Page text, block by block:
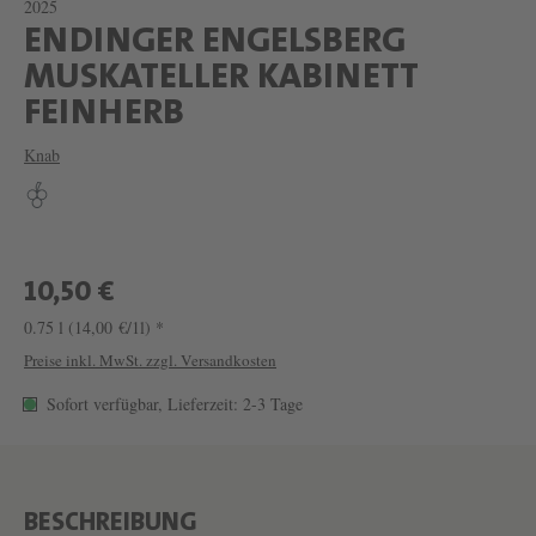
2025
ENDINGER ENGELSBERG
MUSKATELLER KABINETT
FEINHERB
I
N
R
Knab
10,50 €
0.75 l (14,00 €/1l) *
Preise inkl. MwSt. zzgl. Versandkosten
Sofort verfügbar, Lieferzeit: 2-3 Tage
BESCHREIBUNG